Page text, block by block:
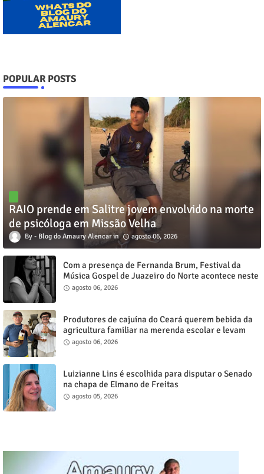
POPULAR POSTS
RAIO prende em Salitre jovem envolvido na morte
de psicóloga em Missão Velha
Blog do Amaury Alencar agosto 06, 2026
Com a presença de Fernanda Brum, Festival da
Música Gospel de Juazeiro do Norte acontece neste
sábado, 8
agosto 06, 2026
Produtores de cajuína do Ceará querem bebida da
agricultura familiar na merenda escolar e levam
reivindicação à agenda política
agosto 06, 2026
Luizianne Lins é escolhida para disputar o Senado
na chapa de Elmano de Freitas
agosto 05, 2026